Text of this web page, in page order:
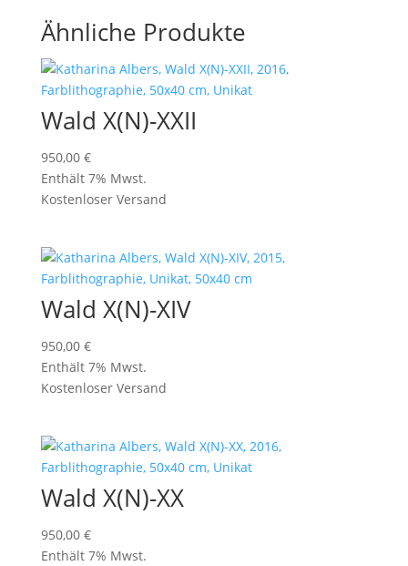
Ähnliche Produkte
Wald X(N)-XXII
950,00 €
Enthält 7% Mwst.
Kostenloser Versand
Wald X(N)-XIV
950,00 €
Enthält 7% Mwst.
Kostenloser Versand
Wald X(N)-XX
950,00 €
Enthält 7% Mwst.